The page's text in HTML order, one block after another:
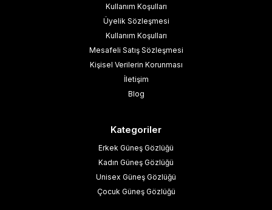
Kullanım Koşulları
Üyelik Sözleşmesi
Kullanım Koşulları
Mesafeli Satış Sözleşmesi
Kişisel Verilerin Korunması
İletişim
Blog
Kategoriler
Erkek Güneş Gözlüğü
Kadın Güneş Gözlüğü
Unisex Güneş Gözlüğü
Çocuk Güneş Gözlüğü